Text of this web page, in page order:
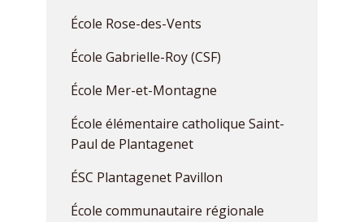
École Rose-des-Vents
École Gabrielle-Roy (CSF)
École Mer-et-Montagne
École élémentaire catholique Saint-
Paul de Plantagenet
ÉSC Plantagenet Pavillon
École communautaire régionale